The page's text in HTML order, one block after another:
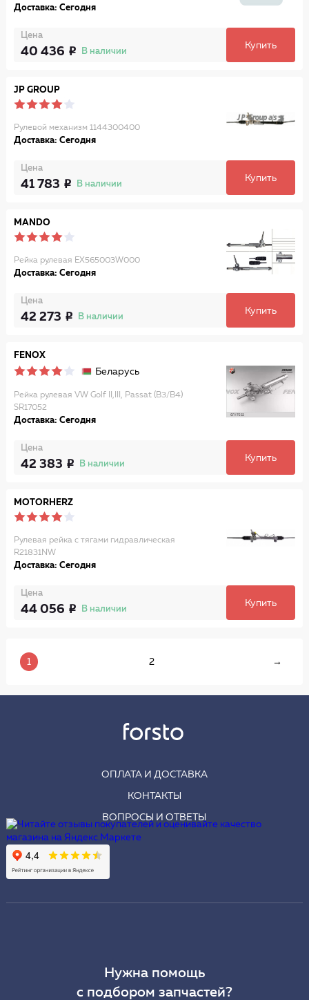
Доставка: Сегодня
Цена
40 436 В наличии
Купить
JP GROUP
Рулевой механизм 1144300400
Доставка: Сегодня
Цена
41 783 В наличии
Купить
MANDO
Рейка рулевая EX565003W000
Доставка: Сегодня
Цена
42 273 В наличии
Купить
FENOX
Беларусь
Рейка рулевая VW Golf II,III, Passat (B3/B4)
SR17052
Доставка: Сегодня
Цена
42 383 В наличии
Купить
MOTORHERZ
Рулевая рейка с тягами гидравлическая
R21831NW
Доставка: Сегодня
Цена
44 056 В наличии
Купить
1 2 →
ОПЛАТА И ДОСТАВКА
КОНТАКТЫ
ВОПРОСЫ И ОТВЕТЫ
Нужна помощь
с подбором запчастей?